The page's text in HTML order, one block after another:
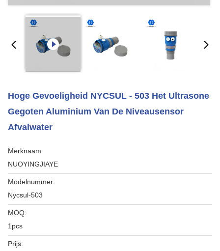
Hoge Gevoeligheid NYCSUL - 503 Het Ultrasone
Gegoten Aluminium Van De Niveausensor
Afvalwater
Merknaam:
NUOYINGJIAYE
Modelnummer:
Nycsul-503
MOQ:
1pcs
Prijs: